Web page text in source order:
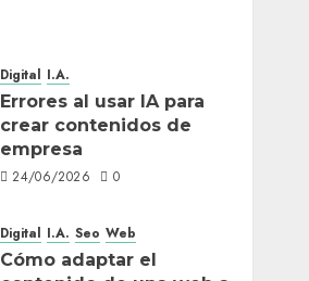
Digital I.A.
Errores al usar IA para
crear contenidos de
empresa
24/06/2026 0
Digital I.A. Seo Web
Cómo adaptar el